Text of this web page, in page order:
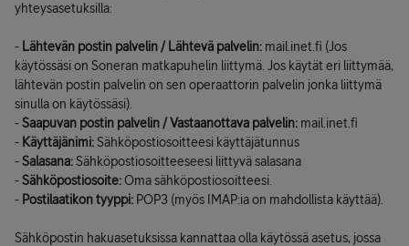
yhteysasetuksilla:
- Lähtevän postin palvelin / Lähtevä palvelin: mail.inet.fi (Jos
käytössäsi on Soneran matkapuhelin liittymä. Jos käytät eri liittymää,
lähtevän postin palvelin on sen operaattorin palvelin jonka liittymä
sinulla on käytössäsi).
-Saapuvan postin palvelin / Vastaanottava palvelin: mail.inet.fi
- Käyttäjänimi:Sähköpostiosoitteesi käyttäjätunnus
-Salasana:Sähköpostiosoitteeseesi liittyvä salasana
-Sähköpostiosoite:Oma sähköpostiosoitteesi.
- Postilaatikon tyyppi: POP3 (myös IMAP:ia on mahdollista käyttää).
Sähköpostin hakuasetuksissa kannattaa olla käytössä asetus, jossa